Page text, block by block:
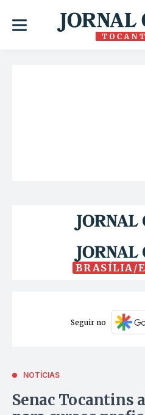
BRASÍLIA/
Seguir no
NOTÍCIAS
Senac Tocantins